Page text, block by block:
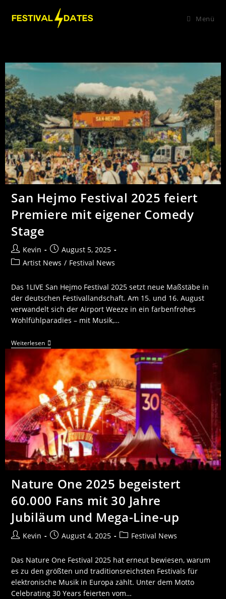
Menü
San Hejmo Festival 2025 feiert
Premiere mit eigener Comedy
Stage
Kevin
August 5, 2025
Artist News / Festival News
Das 1LIVE San Hejmo Festival 2025 setzt neue Maßstäbe in
der deutschen Festivallandschaft. Am 15. und 16. August
verwandelt sich der Airport Weeze in ein farbenfrohes
Wohlfühlparadies – mit Musik,…
Weiterlesen
Nature One 2025 begeistert
60.000 Fans mit 30 Jahre
Jubiläum und Mega-Line-up
Kevin August 4, 2025 Festival News
Das Nature One Festival 2025 hat erneut bewiesen, warum
es zu den größten und traditionsreichsten Festivals für
elektronische Musik in Europa zählt. Unter dem Motto
Celebrating 30 Years feierten vom…